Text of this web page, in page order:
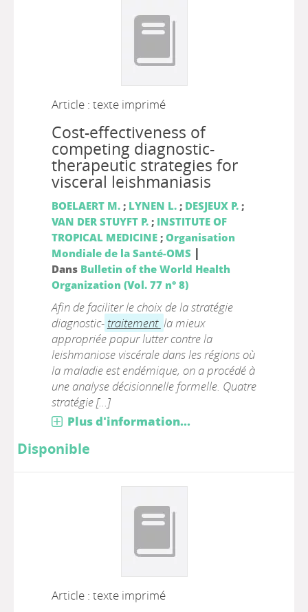
Article : texte imprimé
Cost-effectiveness of
competing diagnostic-
therapeutic strategies for
visceral leishmaniasis
BOELAERT M.; LYNEN L.; DESJEUX P.;
VAN DER STUYFT P.; INSTITUTE OF
TROPICAL MEDICINE; Organisation
Mondiale de la Santé-OMS |
Dans Bulletin of the World Health
Organization (Vol. 77 n° 8)
Afin de faciliter le choix de la stratégie
diagnostic- traitement la mieux
appropriée popur lutter contre la
leishmaniose viscérale dans les régions où
la maladie est endémique, on a procédé à
une analyse décisionnelle formelle. Quatre
stratégie [...]
Plus d'information...
Disponible
Article : texte imprimé